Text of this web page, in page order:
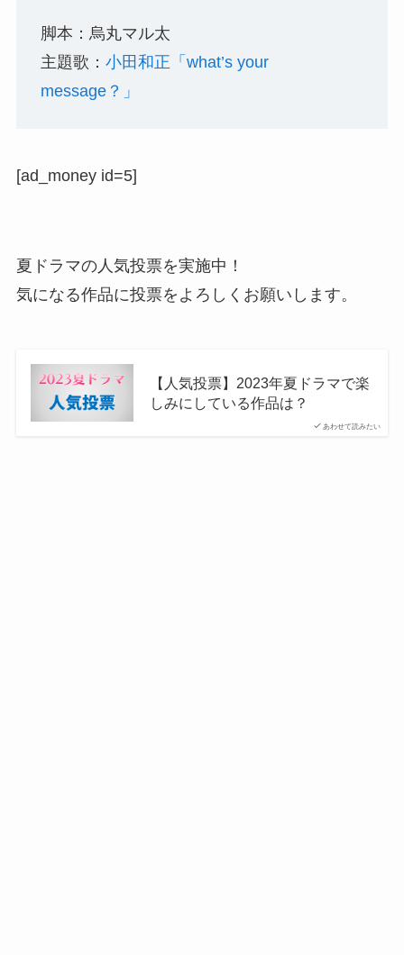
脚本：烏丸マル太
主題歌： 小田和正「what’s your
message？」
[ad_money id=5]
夏ドラマの人気投票を実施中！
気になる作品に投票をよろしくお願いします。
あわせて読みたい
【人気投票】2023年夏ドラマで楽
しみにしている作品は？